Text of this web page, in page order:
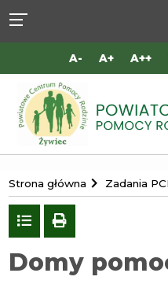
głównej
treści
menu
stopki
A- A+ A++
Portal
Powiatowego
Centrum
Pomocy
Rodzinie
Strona główna Zadania
Powrót
do
listy
drukuj
Domy